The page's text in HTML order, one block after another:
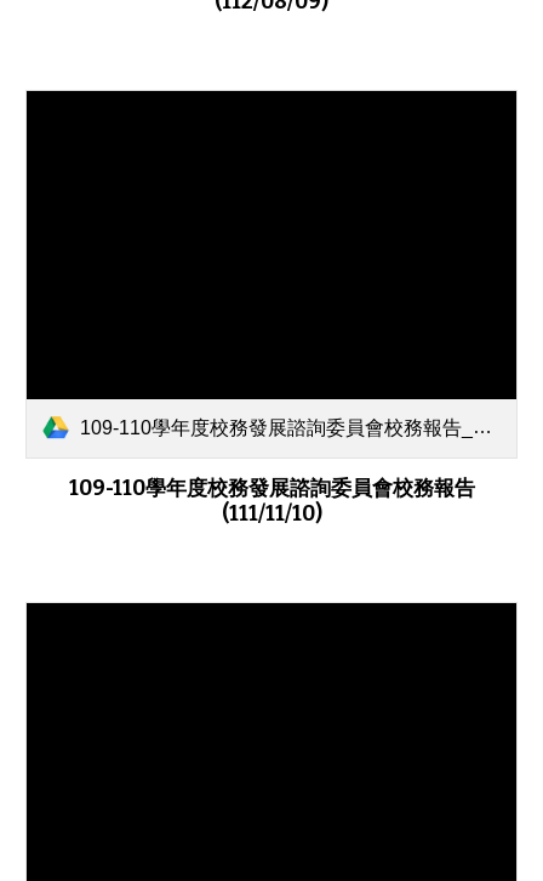
109-110學年度校務發展諮詢委員會校務報告_1101110.pdf
109-110學年度校務發展諮詢委員會校務報告
(111/11/10)